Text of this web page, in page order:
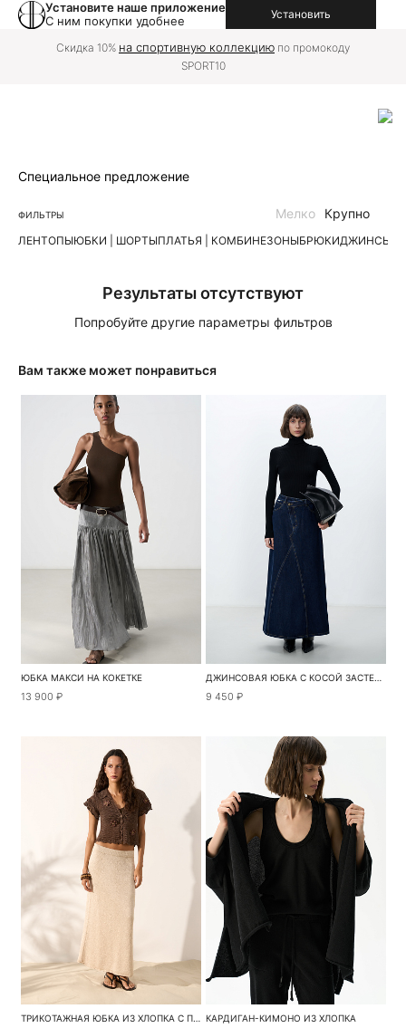
Установите наше приложение
С ним покупки удобнее
Установить
Скидка 10% на спортивную коллекцию по промокоду
SPORT10
Специальное предложение
ФИЛЬТРЫ
ЛЕНТОПЫЮБКИ | ШОРТЫПЛАТЬЯ | КОМБИНЕЗОНЫБРЮКИДЖИНСЫ
Мелко Крупно
Результаты отсутствуют
Попробуйте другие параметры фильтров
Вам также может понравиться
ЮБКА МАКСИ НА КОКЕТКЕ
13 900 ₽
ДЖИНСОВАЯ ЮБКА С КОСОЙ ЗАСТЕЖКОЙ
9 450 ₽
ТРИКОТАЖНАЯ ЮБКА ИЗ ХЛОПКА С ПАЙЕТКАМИ КАРДИГАН-КИМОНО ИЗ ХЛОПКА